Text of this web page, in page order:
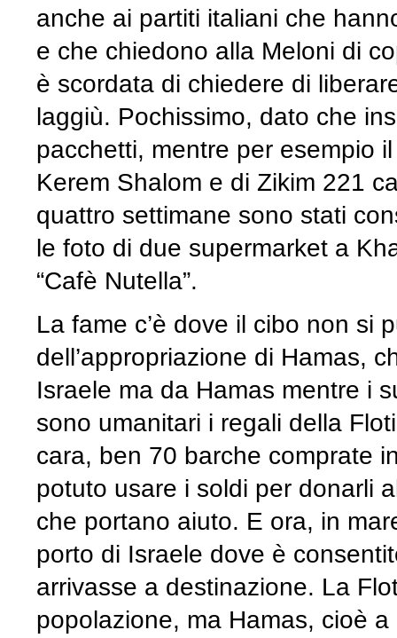
anche ai partiti italiani che
e che chiedono alla Meloni di
è scordata di chiedere di
laggiù. Pochissimo, dato che
pacchetti, mentre per esempio
Kerem Shalom e di Zikim 221
quattro settimane sono stati
le foto di due supermarket a
“Cafè Nutella”.
La fame c’è dove il cibo non si
dell’appropriazione di Hamas,
Israele ma da Hamas mentre i
sono umanitari i regali della
cara, ben 70 barche comprate
potuto usare i soldi per donarli
che portano aiuto. E ora, in
porto di Israele dove è
arrivasse a destinazione. La
popolazione, ma Hamas, cioè